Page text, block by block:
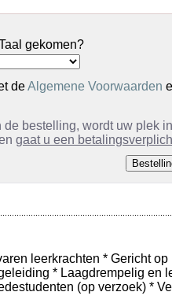
gekomen?
deAlgemene Voorwaarden
de bestelling, wordt uw plek
gaat u een
leerkrachten * Gericht op
* Laagdrempelig en
(op verzoek) *